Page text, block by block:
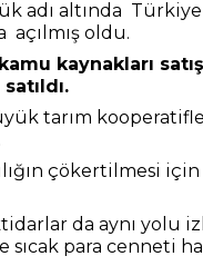
adı altında
açılmış oldu.
kaynakları
tarım
çökertilmesi
da aynı yolu
sıcak para cenneti